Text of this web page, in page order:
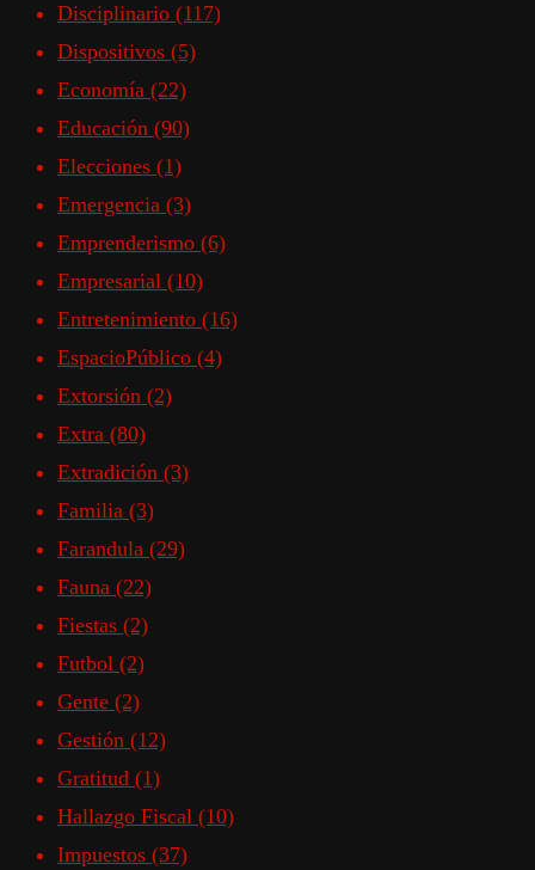
Disciplinario (117)
Dispositivos (5)
Economía (22)
Educación (90)
Elecciones (1)
Emergencia (3)
Emprenderismo (6)
Empresarial (10)
Entretenimiento (16)
EspacioPúblico (4)
Extorsión (2)
Extra (80)
Extradición (3)
Familia (3)
Farandula (29)
Fauna (22)
Fiestas (2)
Futbol (2)
Gente (2)
Gestión (12)
Gratitud (1)
Hallazgo Fiscal (10)
Impuestos (37)